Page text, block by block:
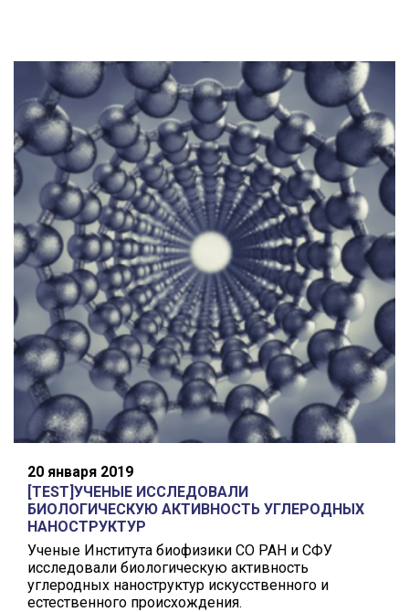
20 января 2019
[TEST]УЧЕНЫЕ ИССЛЕДОВАЛИ
БИОЛОГИЧЕСКУЮ АКТИВНОСТЬ УГЛЕРОДНЫХ
НАНОСТРУКТУР
Ученые Института биофизики СО РАН и СФУ
исследовали биологическую активность
углеродных наноструктур искусственного и
естественного происхождения.